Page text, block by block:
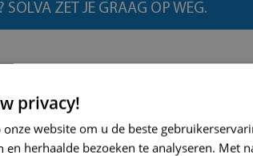
ZET JE GRAAG OP WEG.
privacy!
website om u de beste
herhaalde bezoeken te analyseren. Met